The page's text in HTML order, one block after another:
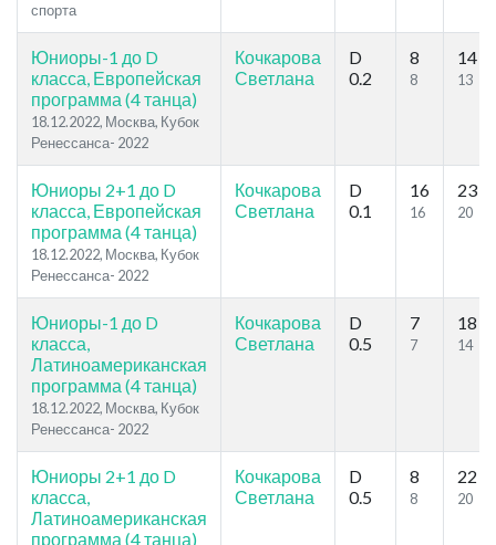
спорта
Юниоры-1 до D
класса, Европейская
программа (4 танца)
18.12.2022, Москва, Кубок
Ренессанса- 2022
Кочкарова
Светлана
D
0.2
8
8
14
13
Юниоры 2+1 до D
класса, Европейская
программа (4 танца)
18.12.2022, Москва, Кубок
Ренессанса- 2022
Кочкарова
Светлана
D
0.1
16
16
23
20
Юниоры-1 до D
класса,
Латиноамериканская
программа (4 танца)
18.12.2022, Москва, Кубок
Ренессанса- 2022
Кочкарова
Светлана
D
0.5
7
7
18
14
Юниоры 2+1 до D
класса,
Латиноамериканская
программа (4 танца)
Кочкарова
Светлана
D
0.5
8
8
22
20